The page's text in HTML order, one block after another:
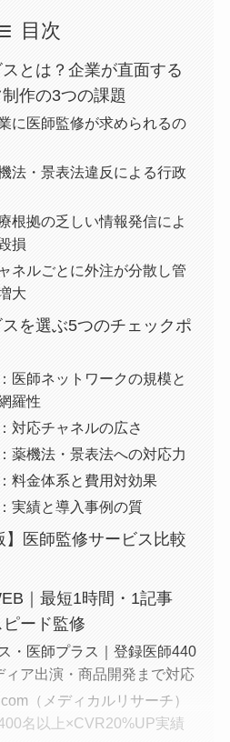
目次
とは？企業が直面する
作の3つの課題
に医師監修が求められるの
法・景表法違反による行政
根拠の乏しい情報発信によ
損
ネルごとに外注が分散し管
大
を選ぶ5つのチェックポ
医師ネットワークの規模と
羅性
対応チャネルの広さ
薬機法・景表法への対応力
料金体系と費用対効果
実績と導入事例の質
】医師監修サービス比較
｜最短1時間・1記事
ード監修
・医師プラス｜登録医師440
ィア出演・商品開発まで対応
（メディカルリサーチ）
名以上×CVR20%UP実績